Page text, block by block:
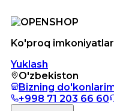
Ko'proq
Yuklash
O'zbekiston
Bizning
+998 71 203 66 60